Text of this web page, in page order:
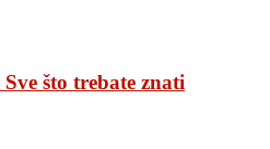
što trebate znati